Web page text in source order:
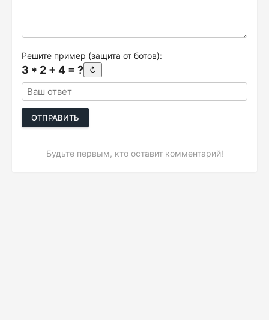
Решите пример (защита от ботов):
3 * 2 + 4 = ? ↻
ОТПРАВИТЬ
Будьте первым, кто оставит комментарий!